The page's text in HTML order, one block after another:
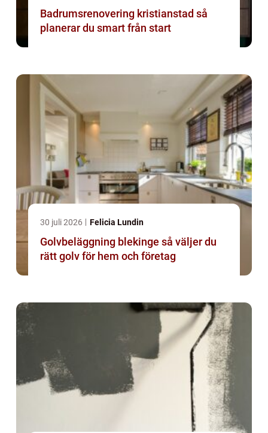
Badrumsrenovering kristianstad så
planerar du smart från start
30 juli 2026 Felicia Lundin
Golvbeläggning blekinge så väljer du
rätt golv för hem och företag